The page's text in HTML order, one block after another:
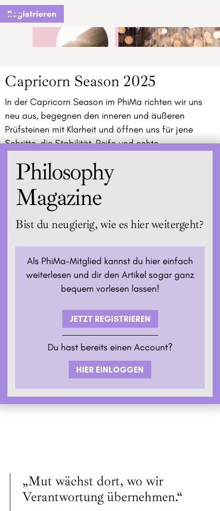
Registrieren
Capricorn Season 2025
In der Capricorn Season im PhiMa richten wir uns
neu aus, begegnen den inneren und äußeren
Prüfsteinen mit Klarheit und öffnen uns für jene
Schritte, die Stabilität, Reife und echte
Weg entstehen lassen.
Philosophy
Magazine
Bist du neugierig, wie es hier weitergeht?
Als PhiMa-Mitglied kannst du hier einfach
weiterlesen und dir den Artikel sogar ganz
bequem vorlesen lassen!
JETZT REGISTRIEREN
Du hast bereits einen Account?
HIER EINLOGGEN
„Mut wächst dort, wo wir
Verantwortung übernehmen.“